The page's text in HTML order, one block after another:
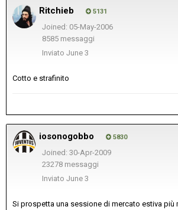
Ritchieb 5131
Joined: 05-May-2006
8585 messaggi
Inviato June 3
Cotto e strafinito
iosonogobbo 5830
Joined: 30-Apr-2009
23278 messaggi
Inviato June 3
Si prospetta una sessione di mercato estiva più